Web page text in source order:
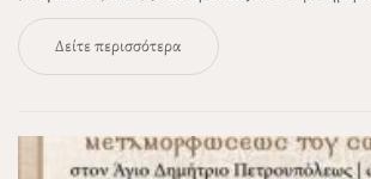
Δείτε περισσότερα